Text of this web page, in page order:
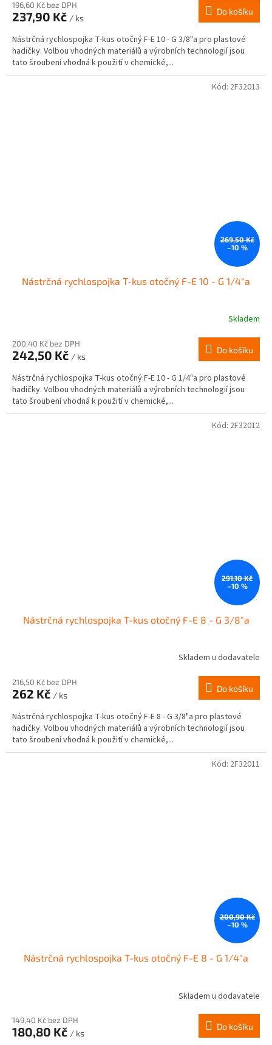
196,60 Kč bez DPH
237,90 Kč / ks
Do košíku
Nástrčná rychlospojka T-kus otočný F-E 10 - G 3/8"a pro plastové
hadičky. Volbou vhodných materiálů a výrobních technologií jsou
tato šroubení vhodná k použití v chemické,...
269,50 Kč
–10 %
Nástrčná rychlospojka T-kus otočný F-E 10 - G 1/4"a
Skladem
200,40 Kč bez DPH
242,50 Kč / ks
Do košíku
Nástrčná rychlospojka T-kus otočný F-E 10 - G 1/4"a pro plastové
hadičky. Volbou vhodných materiálů a výrobních technologií jsou
tato šroubení vhodná k použití v chemické,...
Kód: 2F32013
291,10 Kč
–10 %
Nástrčná rychlospojka T-kus otočný F-E 8 - G 3/8"a
Skladem u dodavatele
216,50 Kč bez DPH
262 Kč / ks
Do košíku
Nástrčná rychlospojka T-kus otočný F-E 8 - G 3/8"a pro plastové
hadičky. Volbou vhodných materiálů a výrobních technologií jsou
tato šroubení vhodná k použití v chemické,...
Kód: 2F32012
200,90 Kč
–10 %
Nástrčná rychlospojka T-kus otočný F-E 8 - G 1/4"a
Skladem u dodavatele
149,40 Kč bez DPH
180,80 Kč / ks
Do košíku
Kód: 2F32011